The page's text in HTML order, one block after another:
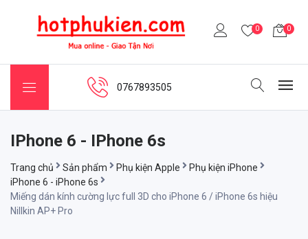
0 0
0767893505
IPhone 6 - IPhone 6s
Trang chủ Sản phẩm Phụ kiện Apple
Phụ kiện iPhone
iPhone 6 - iPhone 6s
Miếng dán kính cường lực full 3D cho iPhone 6 / iPhone 6s hiệu
Nillkin AP+ Pro